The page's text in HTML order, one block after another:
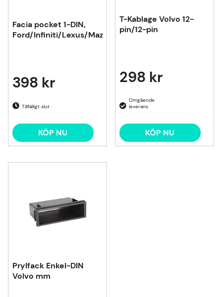
Facia pocket 1-DIN,
Ford/Infiniti/Lexus/Mazda/Nissan/Saab/Toyota/Volvo
398 kr
Tillfälligt slut
KÖP NU
T-Kablage Volvo 12-
pin/12-pin
298 kr
KÖP NU
Prylfack Enkel-DIN
Volvo mm